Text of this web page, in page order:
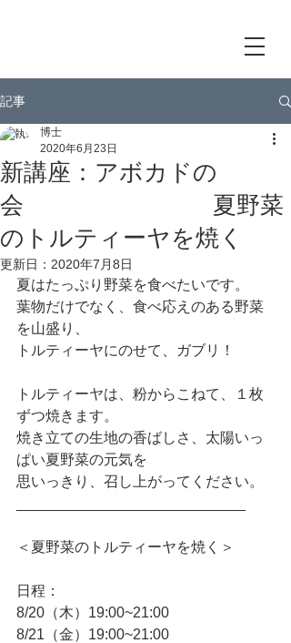
記事
新講座：アボカドの
会 夏野菜
のトルティーヤを焼く
博士
2020年6月23日
更新日： 2020年7月8日
夏はたっぷり野菜を食べたいです。
葉物だけでなく、食べ応えのある野菜
を山盛り、
トルティーヤにのせて、ガブリ！
トルティーヤは、粉からこねて、１枚
ずつ焼きます。
焼き立ての生地の香ばしさ、太陽いっ
ぱい夏野菜の元気を
思いっきり、召し上がってください。
＜夏野菜のトルティーヤを焼く＞
日程：
8/20（木）19:00~21:00
8/21（金）19:00~21:00